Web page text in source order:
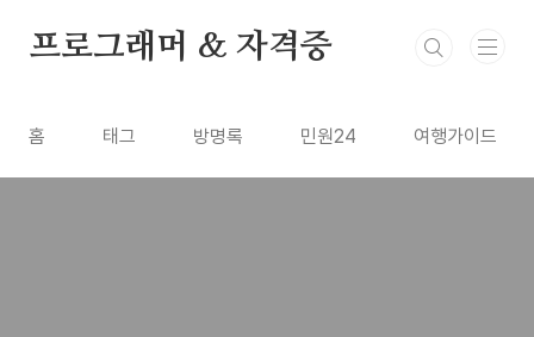
프로그래머 & 자격증
홈 태그 방명록 민원24 여행가이드